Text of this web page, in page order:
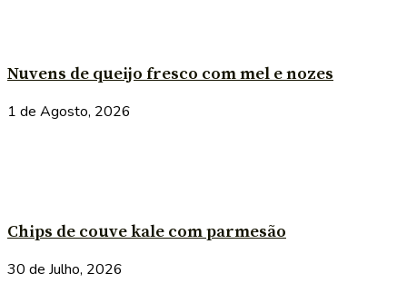
Nuvens de queijo fresco com mel e nozes
1 de Agosto, 2026
Chips de couve kale com parmesão
30 de Julho, 2026